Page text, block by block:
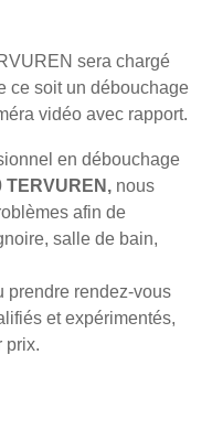
sera chargé
ce soit un débouchage
vidéo avec rapport.
en débouchage
TERVUREN, nous
afin de
salle de bain,
prendre rendez-vous
et expérimentés,
prix.